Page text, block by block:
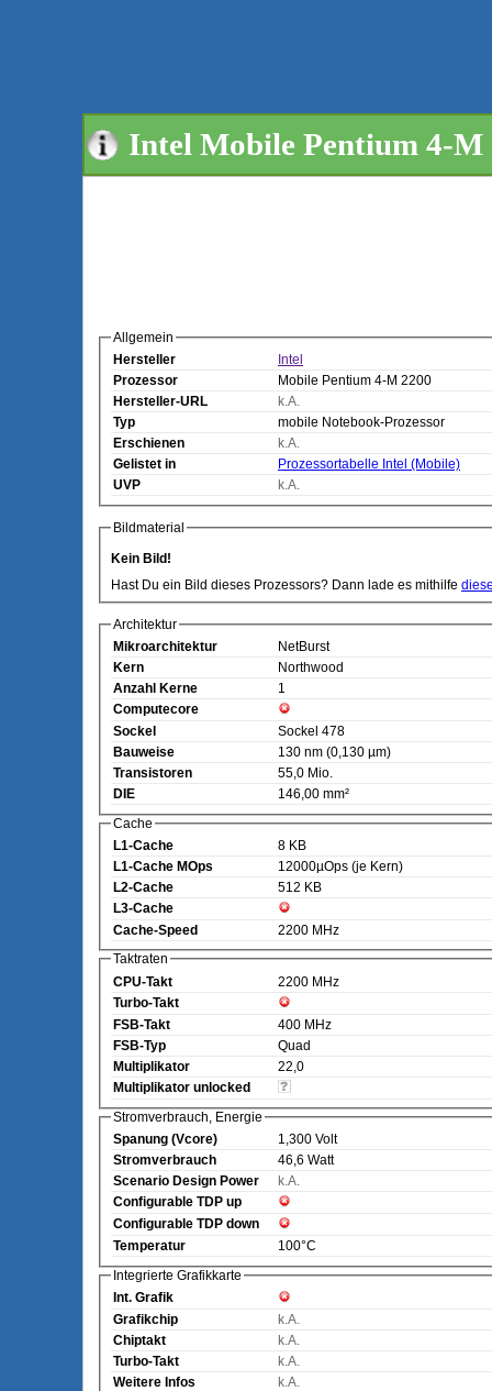
Intel Mobile Pentium 4-M
Allgemein
Hersteller
Intel
Prozessor
Mobile Pentium 4-M 2200
Hersteller-URL
k.A.
Typ
mobile Notebook-Prozessor
Erschienen
k.A.
Gelistet in
Prozessortabelle Intel (Mobile)
UVP
k.A.
Bildmaterial
Kein Bild!
Hast Du ein Bild dieses Prozessors? Dann lade es mithilfe
Architektur
Mikroarchitektur
NetBurst
Kern
Northwood
Anzahl Kerne
1
Computecore
Sockel
Sockel 478
Bauweise
130 nm (0,130 µm)
Transistoren
55,0 Mio.
DIE
146,00 mm²
Cache
L1-Cache
8 KB
L1-Cache MOps
12000µOps (je Kern)
L2-Cache
512 KB
L3-Cache
Cache-Speed
2200 MHz
Taktraten
CPU-Takt
2200 MHz
Turbo-Takt
FSB-Takt
400 MHz
FSB-Typ
Quad
Multiplikator
22,0
Multiplikator unlocked
Stromverbrauch, Energie
Spanung (Vcore)
1,300 Volt
Stromverbrauch
46,6 Watt
Scenario Design Power
k.A.
Configurable TDP up
Configurable TDP down
Temperatur
100°C
Integrierte Grafikkarte
Int. Grafik
Grafikchip
k.A.
Chiptakt
k.A.
Turbo-Takt
k.A.
Weitere Infos
k.A.